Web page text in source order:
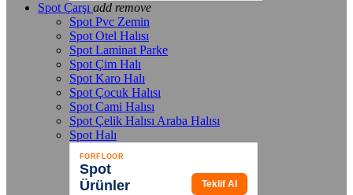
Spot Çarşı add remove
Spot Pvc Zemin
Spot Otel Halısı
Spot Laminat Parke
Spot Çim Halı
Spot Karo Halı
Spot Çocuk Halısı
Spot Cami Halısı
Spot Çelik Halısı Araba Halısı
Spot Halı
FORFLOOR
Spot
Ürünler
Teklif Al